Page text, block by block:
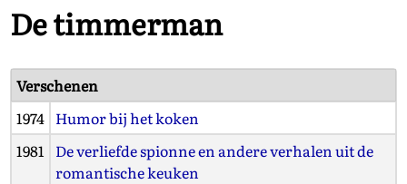
De timmerman
Verschenen
1974 Humor bij het koken
1981 De verliefde spionne en andere verhalen uit de
romantische keuken